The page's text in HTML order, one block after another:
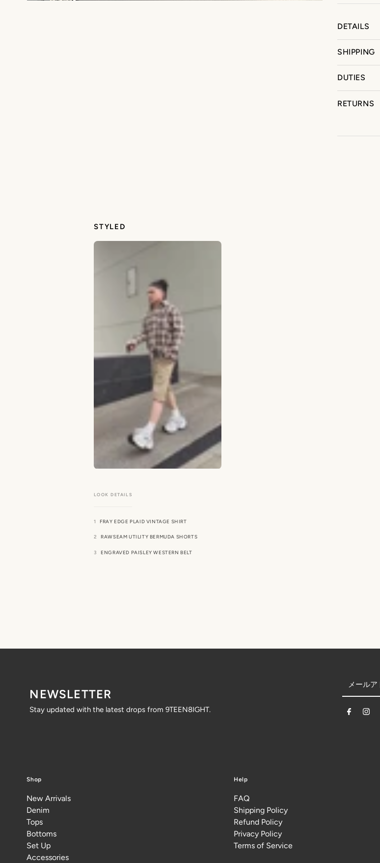
DETAILS
SHIPPING
DUTIES
RETURNS
STYLED
FRAY EDGE PLAID VINTAGE SHIRT
RAWSEAM UTILITY BERMUDA SHORTS
ENGRAVED PAISLEY WESTERN BELT
NEWSLETTER
Stay updated with the latest drops from 9TEEN8IGHT.
Shop
New Arrivals
Denim
Tops
Bottoms
Set Up
Accessories
Help
FAQ
Shipping Policy
Refund Policy
Privacy Policy
Terms of Service